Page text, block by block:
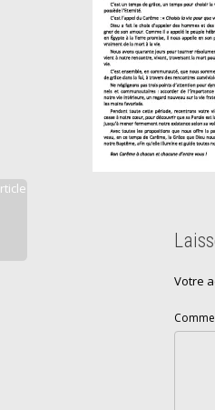
Votre